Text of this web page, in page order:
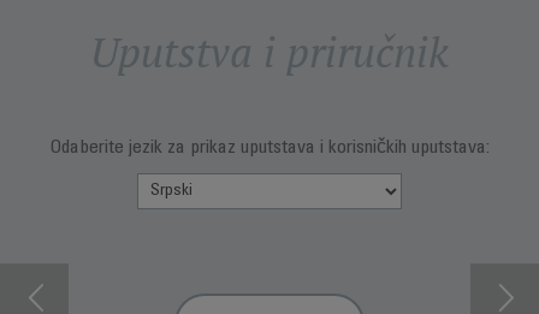
Uputstva i priručnik
Odaberite jezik za prikaz uputstava i korisničkih uputstava: